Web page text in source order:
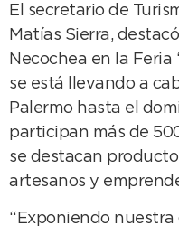
El secretario de
Matías Sierra,
Necochea en la Feria
se está llevando a
Palermo hasta el
participan más de
se destacan
artesanos y
“Exponiendo